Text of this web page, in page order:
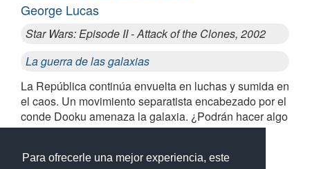
Para ofrecerle una mejor experiencia, este
George Lucas
Star Wars: Episode II - Attack of the Clones, 2002
La guerra de las galaxias
La República continúa envuelta en luchas y sumida en
el caos. Un movimiento separatista encabezado por el
conde Dooku amenaza la galaxia. ¿Podrán hacer algo
los Jedi?